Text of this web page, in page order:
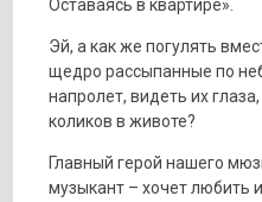
Оставаясь в квартире».
Эй, а как же погулять
щедро рассыпанные по
напролет, видеть их
коликов в животе?
Главный герой нашего
музыкант – хочет любить